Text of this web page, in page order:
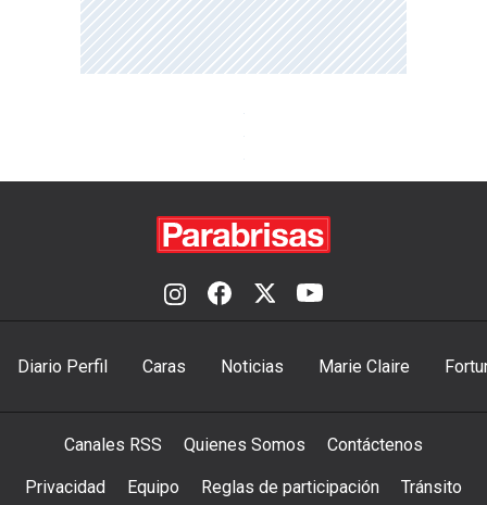
Diario Perfil Caras Noticias Marie Claire
Canales RSS Quienes Somos Contáctenos
Privacidad Equipo Reglas de participación Tránsito